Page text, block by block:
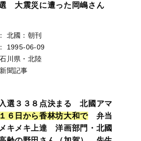
大震災に遭った岡嶋さん
：
北國：朝刊
：
1995-06-09
石川県・北陸
新聞記事
選３３８点決まる 北國アマ
１ ６ 日 から香林坊大和で弁当
キメキ上達 洋画部門・北國